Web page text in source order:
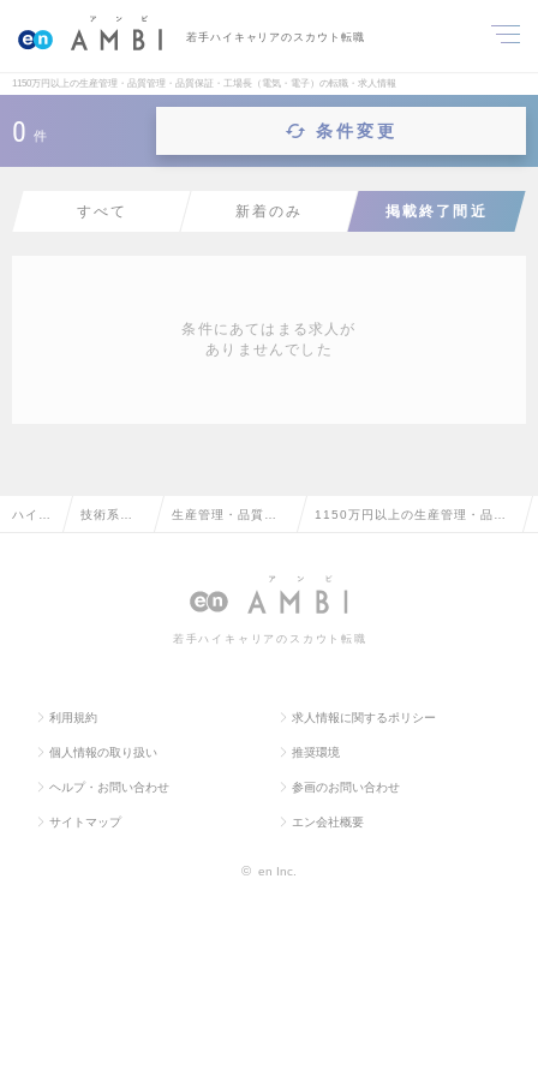
若手ハイキャリアのスカウト転職
1150万円以上の生産管理・品質管理・品質保証・工場長（電気・電子）の転職・求人情報
0 件 条件変更
すべて 新着のみ 掲載終了間近
条件にあてはまる求人が
ありませんでした
ハイク 技術系 生産管理・品質管
場長（電気・電
1150万円以上の生産管理・品質
電子）の転職・求人情報一覧
若手ハイキャリアのスカウト転職
利用規約 求人情報に関するポリシー
個人情報の取り扱い 推奨環境
ヘルプ・お問い合わせ 参画のお問い合わせ
サイトマップ エン会社概要
© en Inc.